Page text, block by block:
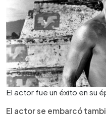
El actor fue un éxito en su
El actor se embarcó